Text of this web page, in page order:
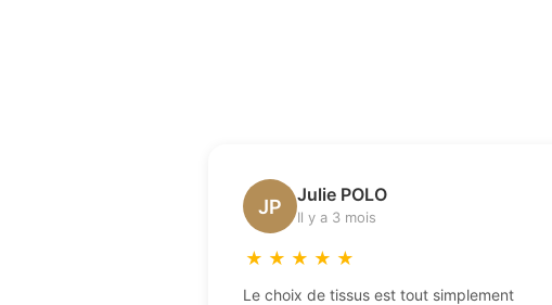
JP
Julie POLO
Il y a 3 mois
★ ★ ★ ★ ★
Le choix de tissus est tout simplement